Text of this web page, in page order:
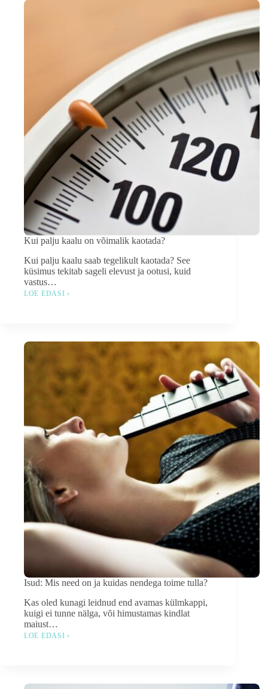
Kui palju kaalu on võimalik kaotada?
Kui palju kaalu saab tegelikult kaotada? See
küsimus tekitab sageli elevust ja ootusi, kuid
vastus…
LOE EDASI ›
Isud: Mis need on ja kuidas nendega toime tulla?
Kas oled kunagi leidnud end avamas külmkappi,
kuigi ei tunne nälga, või himustamas kindlat
maiust…
LOE EDASI ›